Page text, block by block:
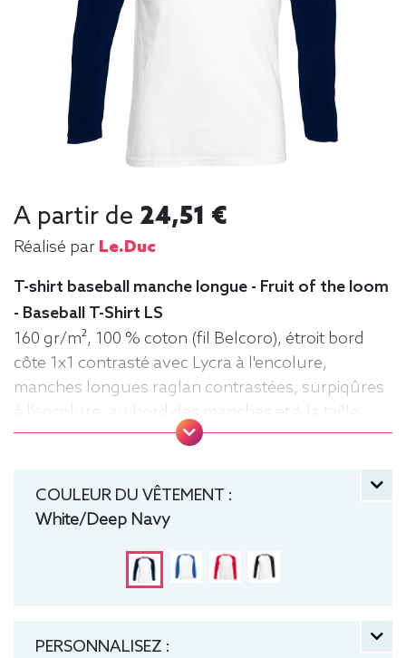
A partir de 24,51 €
Réalisé par Le.duc
T-shirt baseball manche longue - Fruit of the loom
- Baseball T-Shirt LS
160 gr/m², 100 % coton (fil Belcoro), étroit bord
côte 1x1 contrasté avec Lycra à l'encolure,
manches longues raglan contrastées, surpiqûres
à l'encolure, au bord des manches et à la taille,
matériau tubulaire. Tee baseball, Tee-shirt,
COULEUR DU VÊTEMENT :
White/Deep Navy
PERSONNALISEZ :